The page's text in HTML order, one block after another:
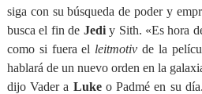
siga con su búsqueda de poder y
busca el fin de Jediy Sith. «Es hora
como si fuera el leitmotiv de la
hablará de un nuevo orden en la
dijo Vader a Luke o Padmé en su día.